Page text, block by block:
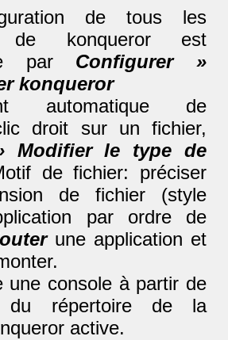
de tous les
de konqueror est
par Configurer »
konqueror
automatique de
droit sur un fichier,
Modifier le type de
de fichier: préciser
de fichier (style
par ordre de
une application et
une console à partir de
du répertoire de la
active.